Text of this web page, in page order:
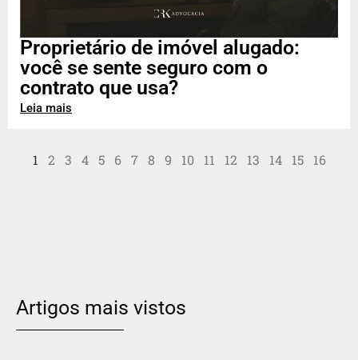
Proprietário de imóvel alugado:
você se sente seguro com o
contrato que usa?
Leia mais
1 2 3 4 5 6 7 8 9 10 11 12 13 14 15 16
Artigos mais vistos